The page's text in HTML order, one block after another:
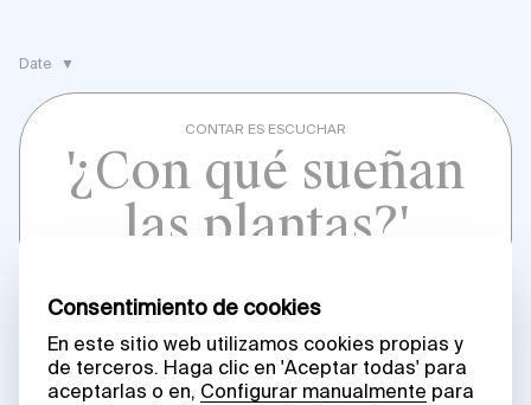
Date
CONTAR ES ESCUCHAR
'¿Con qué sueñan
las plantas?'
9 DE JUNIO DE 2025